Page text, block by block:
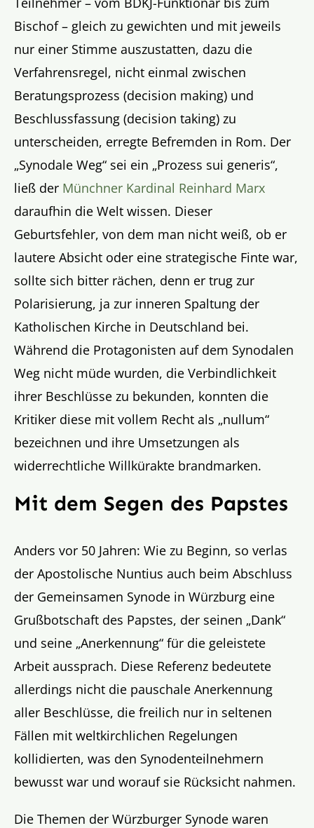
Bischof – gleich zu gewichten und mit jeweils
nur einer Stimme auszustatten, dazu die
Verfahrensregel, nicht einmal zwischen
Beratungsprozess (decision making) und
Beschlussfassung (decision taking) zu
unterscheiden, erregte Befremden in Rom. Der
„Synodale Weg“ sei ein „Prozess sui generis“,
ließ der Münchner Kardinal Reinhard Marx
daraufhin die Welt wissen. Dieser
Geburtsfehler, von dem man nicht weiß, ob er
lautere Absicht oder eine strategische Finte war,
sollte sich bitter rächen, denn er trug zur
Polarisierung, ja zur inneren Spaltung der
Katholischen Kirche in Deutschland bei.
Während die Protagonisten auf dem Synodalen
Weg nicht müde wurden, die Verbindlichkeit
ihrer Beschlüsse zu bekunden, konnten die
Kritiker diese mit vollem Recht als „nullum“
bezeichnen und ihre Umsetzungen als
widerrechtliche Willkürakte brandmarken.
Mit dem Segen des Papstes
Anders vor 50 Jahren: Wie zu Beginn, so verlas
der Apostolische Nuntius auch beim Abschluss
der Gemeinsamen Synode in Würzburg eine
Grußbotschaft des Papstes, der seinen „Dank“
und seine „Anerkennung“ für die geleistete
Arbeit aussprach. Diese Referenz bedeutete
allerdings nicht die pauschale Anerkennung
aller Beschlüsse, die freilich nur in seltenen
Fällen mit weltkirchlichen Regelungen
kollidierten, was den Synodenteilnehmern
bewusst war und worauf sie Rücksicht nahmen.
Die Themen der Würzburger Synode waren